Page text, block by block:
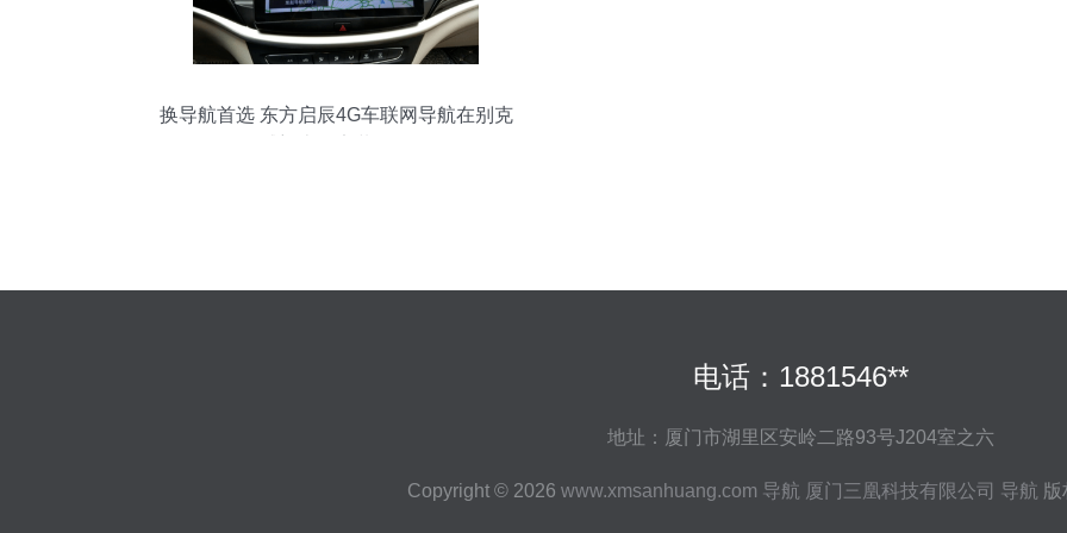
换导航首选 东方启辰4G车联网导航在别克
电话：1881546**
地址：厦门市湖里区安岭二路93号J204室之六
Copyright © 2026 www.xmsanhuang.com 导航 厦门三凰科技有限公司 导航